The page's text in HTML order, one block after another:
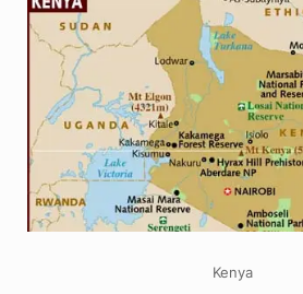
Kenya